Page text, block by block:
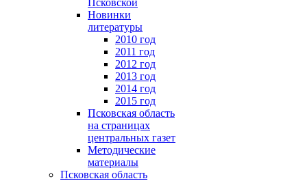
Псковской
Новинки
литературы
2010 год
2011 год
2012 год
2013 год
2014 год
2015 год
Псковская область
на страницах
центральных газет
Методические
материалы
Псковская область